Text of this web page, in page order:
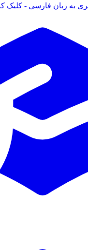
به زبان فارسی - کلیک